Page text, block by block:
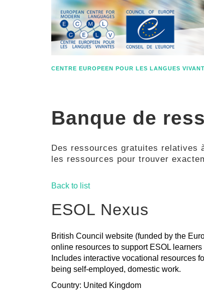
CENTRE EUROPEEN POUR LES LANGUES
Banque de
Des ressources gratuites relatives
les ressources pour trouver
Back to list
ESOL Nexus
British Council website (funded by the
online resources to support ESOL
Includes interactive vocational resources
being self-employed, domestic work.
Country: United Kingdom